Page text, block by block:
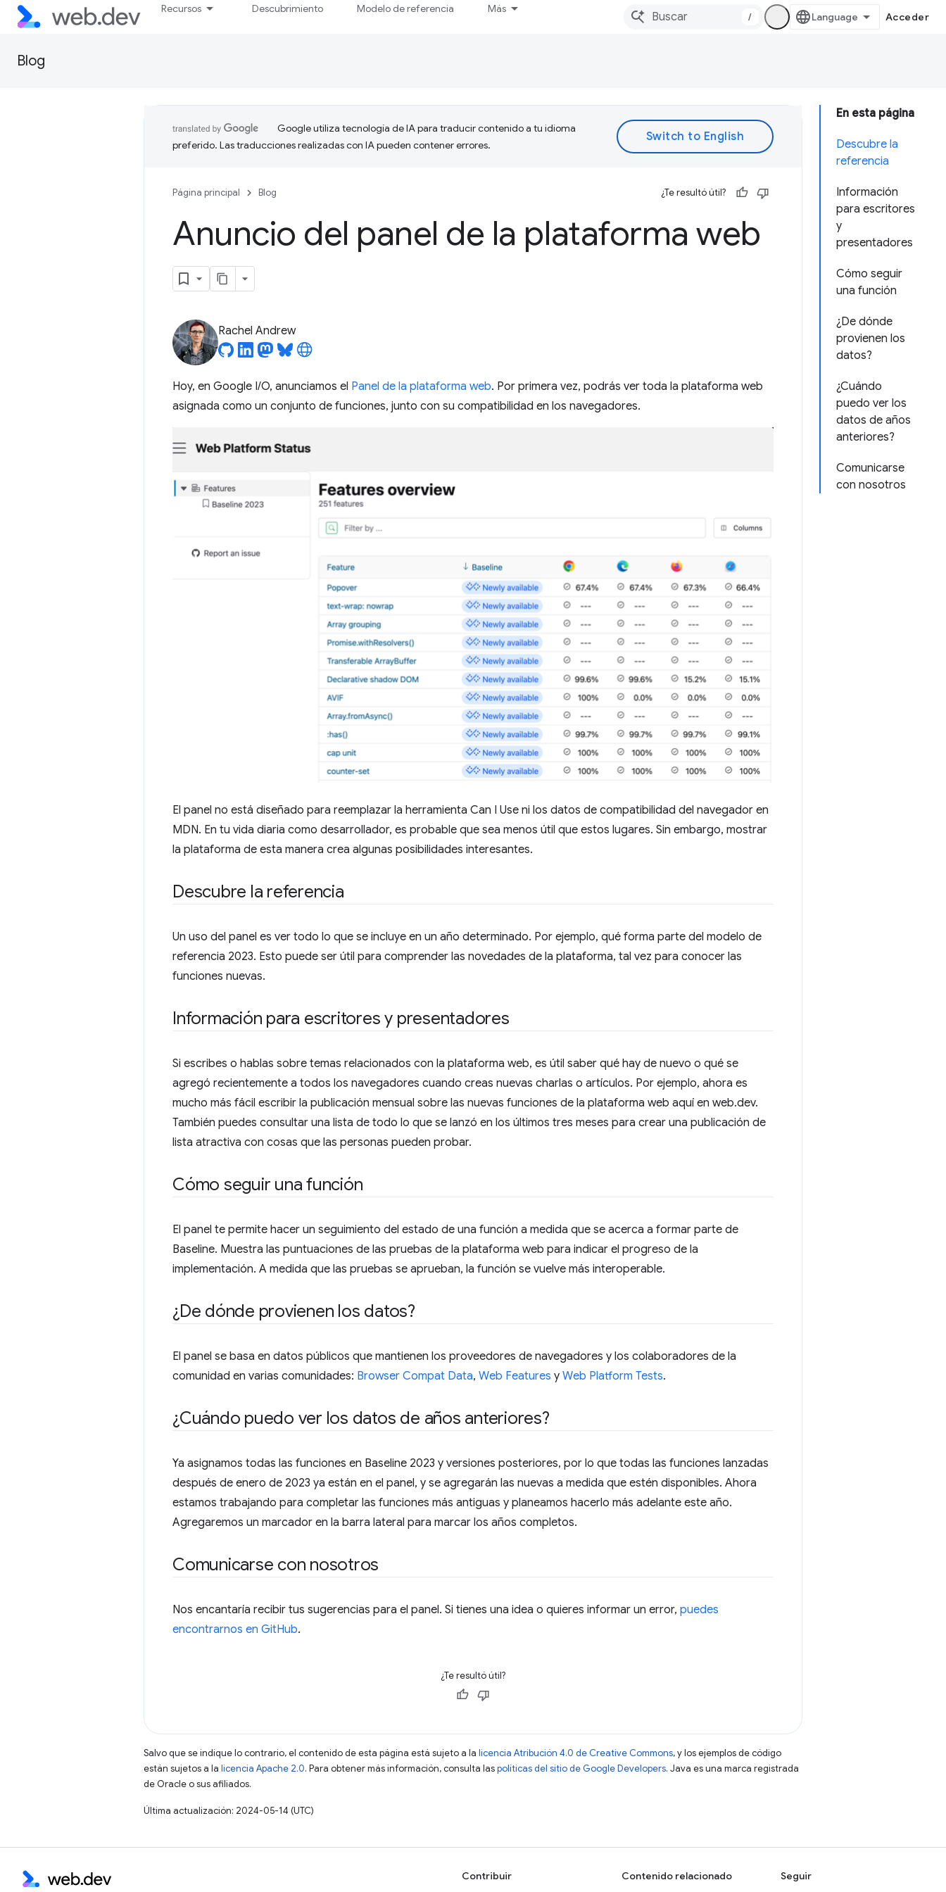
Recursos Descubrimiento Modelo de referencia Más
/ Acceder
Blog
En esta página
Descubre la
referencia
Información
para escritores
y
presentadores
Cómo seguir
una función
¿De dónde
provienen los
datos?
¿Cuándo
puedo ver los
datos de años
anteriores?
Comunicarse
con nosotros
Google utiliza tecnología de IA para traducir contenido a tu idioma
preferido. Las traducciones realizadas con IA pueden contener errores.
Página principal Blog ¿Te resultó útil?
Anuncio del panel de la plataforma web
Rachel Andrew
Hoy, en Google I/O, anunciamos el Panel de la plataforma web. Por primera vez, podrás ver toda la plataforma web
asignada como un conjunto de funciones, junto con su compatibilidad en los navegadores.
El panel no está diseñado para reemplazar la herramienta Can I Use ni los datos de compatibilidad del navegador en
MDN. En tu vida diaria como desarrollador, es probable que sea menos útil que estos lugares. Sin embargo, mostrar
la plataforma de esta manera crea algunas posibilidades interesantes.
Descubre la referencia
Un uso del panel es ver todo lo que se incluye en un año determinado. Por ejemplo, qué forma parte del modelo de
referencia 2023. Esto puede ser útil para comprender las novedades de la plataforma, tal vez para conocer las
funciones nuevas.
Información para escritores y presentadores
Si escribes o hablas sobre temas relacionados con la plataforma web, es útil saber qué hay de nuevo o qué se
agregó recientemente a todos los navegadores cuando creas nuevas charlas o artículos. Por ejemplo, ahora es
mucho más fácil escribir la publicación mensual sobre las nuevas funciones de la plataforma web aquí en web.dev.
También puedes consultar una lista de todo lo que se lanzó en los últimos tres meses para crear una publicación de
lista atractiva con cosas que las personas pueden probar.
Cómo seguir una función
El panel te permite hacer un seguimiento del estado de una función a medida que se acerca a formar parte de
Baseline. Muestra las puntuaciones de las pruebas de la plataforma web para indicar el progreso de la
implementación. A medida que las pruebas se aprueban, la función se vuelve más interoperable.
¿De dónde provienen los datos?
El panel se basa en datos públicos que mantienen los proveedores de navegadores y los colaboradores de la
comunidad en varias comunidades: Browser Compat Data, Web Features y Web Platform Tests.
¿Cuándo puedo ver los datos de años anteriores?
Ya asignamos todas las funciones en Baseline 2023 y versiones posteriores, por lo que todas las funciones lanzadas
después de enero de 2023 ya están en el panel, y se agregarán las nuevas a medida que estén disponibles. Ahora
estamos trabajando para completar las funciones más antiguas y planeamos hacerlo más adelante este año.
Agregaremos un marcador en la barra lateral para marcar los años completos.
Comunicarse con nosotros
Nos encantaría recibir tus sugerencias para el panel. Si tienes una idea o quieres informar un error, puedes
encontrarnos en GitHub.
¿Te resultó útil?
Salvo que se indique lo contrario, el contenido de esta página está sujeto a la licencia Atribución 4.0 de Creative Commons, y los ejemplos de código
están sujetos a la licencia Apache 2.0. Para obtener más información, consulta laspolíticas del sitio de Google Developers. Java es una marca registrada
de Oracle o sus afiliados.
Última actualización: 2024-05-14 (UTC)
Contribuir Contenido relacionado Seguir